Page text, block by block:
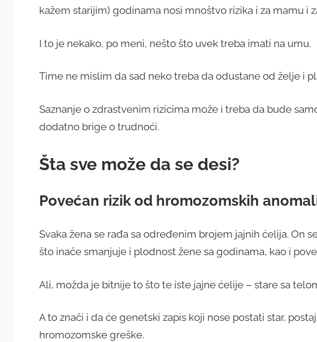
kažem starijim) godinama nosi mnoštvo rizika i za mamu i
I to je nekako, po meni, nešto što uvek treba imati na umu.
Time ne mislim da sad neko treba da odustane od želje i
Saznanje o zdrastvenim rizicima može i treba da bude
dodatno brige o trudnoći.
Šta sve može da se desi?
Povećan rizik od hromozomskih
Svaka žena se rađa sa određenim brojem jajnih ćelija. On
što inače smanjuje i plodnost žene sa godinama, kao i
Ali, možda je bitnije to što te iste jajne ćelije – stare sa
A to znači i da će genetski zapis koji nose postati star,
hromozomske greške.